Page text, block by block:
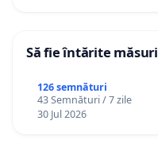
Să fie întărite
126 semnături
43 Semnături / 7 zile
30 Jul 2026